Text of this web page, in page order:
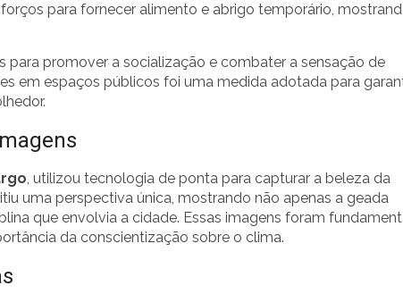
para fornecer alimento e abrigo temporário,
promover a socialização e combater a sensação de
em espaços públicos foi uma medida adotada para
, utilizou tecnologia de ponta para capturar a beleza da
uma perspectiva única, mostrando não apenas a geada
que envolvia a cidade. Essas imagens foram
da conscientização sobre o clima.